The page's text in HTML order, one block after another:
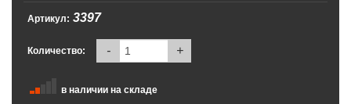
Артикул: 3397
Количество: - +
в наличии на складе